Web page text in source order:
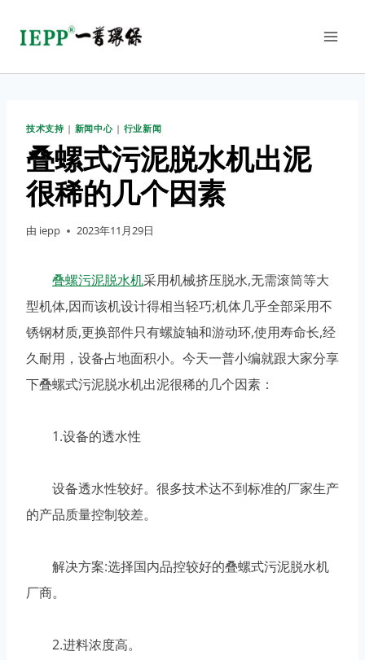
技术支持 | 新闻中心| 行业新闻
叠螺式污泥脱水机出泥
很稀的几个因素
由 iepp 2023年11月29日
叠螺污泥脱水机采用机械挤压脱水,无需滚筒等大
型机体,因而该机设计得相当轻巧;机体几乎全部采用不
锈钢材质,更换部件只有螺旋轴和游动环,使用寿命长,经
久耐用，设备占地面积小。今天一普小编就跟大家分享
下叠螺式污泥脱水机出泥很稀的几个因素：
1.设备的透水性
设备透水性较好。很多技术达不到标准的厂家生产
的产品质量控制较差。
解决方案:选择国内品控较好的叠螺式污泥脱水机
厂商。
2.进料浓度高。